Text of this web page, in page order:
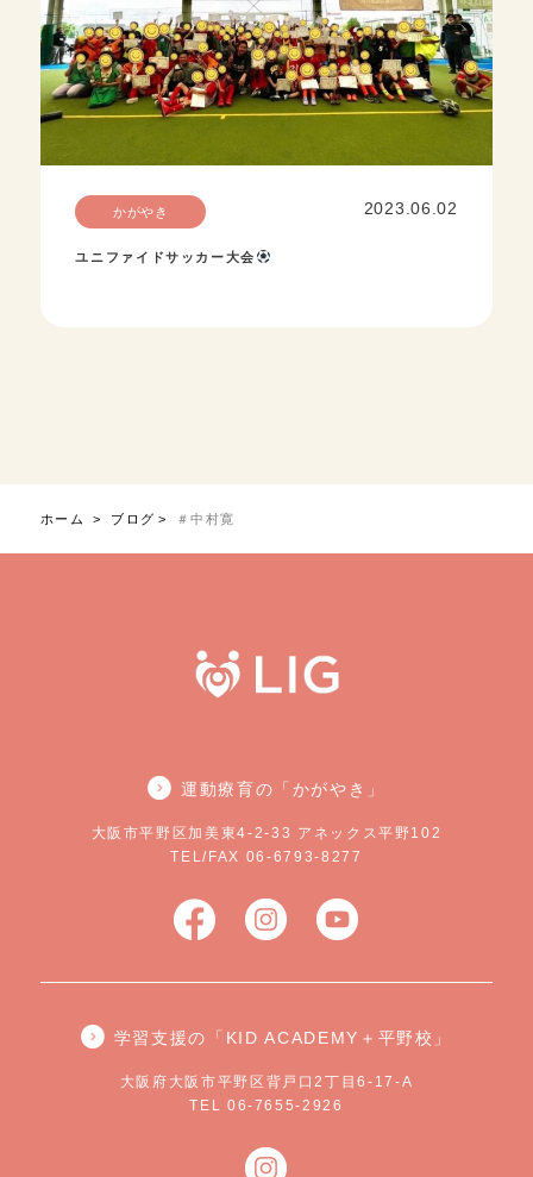
かがやき 2023.06.02
ユニファイドサッカー大会
ホーム ブログ ＃中村寛
運動療育の「かがやき」
大阪市平野区加美東4-2-33 アネックス平野102
TEL/FAX 06-6793-8277
学習支援の「KID ACADEMY＋平野校」
大阪府大阪市平野区背戸口2丁目6-17-A
TEL 06-7655-2926